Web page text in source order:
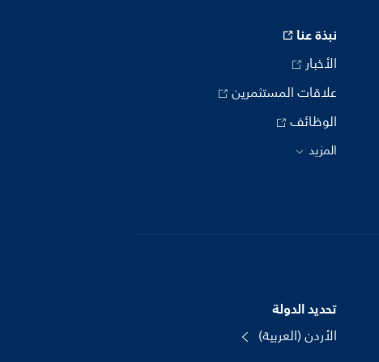
نبذة عنا
الأخبار
علاقات المستثمرين
الوظائف
المزيد
تحديد الدولة
الأردن (العربية)